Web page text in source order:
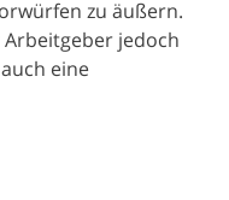
zu äußern.
jedoch
eine